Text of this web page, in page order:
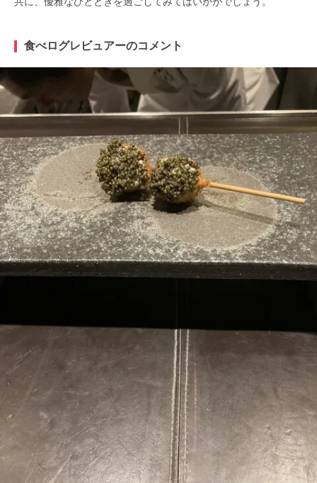
食べログレビュアーのコメント